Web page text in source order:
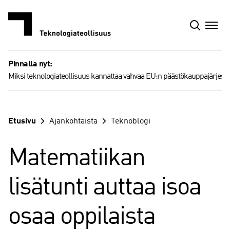
Pinnalla nyt:
Miksi teknologiateollisuus kannattaa vahvaa EU:n
Etusivu Ajankohtaista Teknoblogi
Matematiikan
lisätunti auttaa isoa
osaa oppilaista